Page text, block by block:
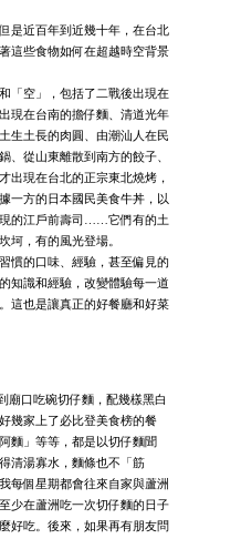
是近百年到近幾十年，在台北
這些食物如何在超越時空背景
「空」，包括了二戰後出現在
現在台南的擔仔麵、清道光年
生土長的肉圓、由潮汕人在民
、從山東離散到南方的餃子、
出現在台北的正宗東北燒烤，
一方的日本國民美食牛丼，以
的江戶前壽司……它們有的土
坷，有的風光登場。
慣的口味、經驗，甚至偏見的
知識和經驗，改變體驗每一道
這也是讓真正的好餐廳和好菜
廟口吃碗切仔麵，配幾樣黑白
幾家上了必比登美食榜的餐
麵」等等，都是以切仔麵聞
清湯寡水，麵條也不「筋
每個星期都會往來自家與蘆洲
少在蘆洲吃一次切仔麵的日子
好吃。後來，如果再有朋友問